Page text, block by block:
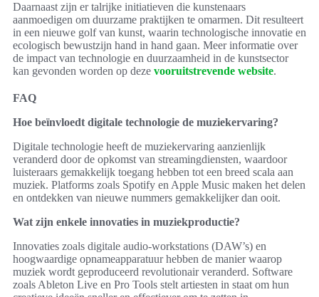
Daarnaast zijn er talrijke initiatieven die kunstenaars
aanmoedigen om duurzame praktijken te omarmen. Dit resulteert
in een nieuwe golf van kunst, waarin technologische innovatie en
ecologisch bewustzijn hand in hand gaan. Meer informatie over
de impact van technologie en duurzaamheid in de kunstsector
kan gevonden worden op deze vooruitstrevende website.
FAQ
Hoe beïnvloedt digitale technologie de muziekervaring?
Digitale technologie heeft de muziekervaring aanzienlijk
veranderd door de opkomst van streamingdiensten, waardoor
luisteraars gemakkelijk toegang hebben tot een breed scala aan
muziek. Platforms zoals Spotify en Apple Music maken het delen
en ontdekken van nieuwe nummers gemakkelijker dan ooit.
Wat zijn enkele innovaties in muziekproductie?
Innovaties zoals digitale audio-workstations (DAW’s) en
hoogwaardige opnameapparatuur hebben de manier waarop
muziek wordt geproduceerd revolutionair veranderd. Software
zoals Ableton Live en Pro Tools stelt artiesten in staat om hun